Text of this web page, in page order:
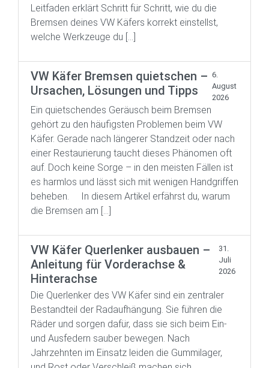
Leitfaden erklärt Schritt für Schritt, wie du die
Bremsen deines VW Käfers korrekt einstellst,
welche Werkzeuge du […]
VW Käfer Bremsen quietschen –
Ursachen, Lösungen und Tipps
6.
August
2026
Ein quietschendes Geräusch beim Bremsen
gehört zu den häufigsten Problemen beim VW
Käfer. Gerade nach längerer Standzeit oder nach
einer Restaurierung taucht dieses Phänomen oft
auf. Doch keine Sorge – in den meisten Fällen ist
es harmlos und lässt sich mit wenigen Handgriffen
beheben. In diesem Artikel erfährst du, warum
die Bremsen am […]
VW Käfer Querlenker ausbauen –
Anleitung für Vorderachse &
Hinterachse
31.
Juli
2026
Die Querlenker des VW Käfer sind ein zentraler
Bestandteil der Radaufhängung. Sie führen die
Räder und sorgen dafür, dass sie sich beim Ein-
und Ausfedern sauber bewegen. Nach
Jahrzehnten im Einsatz leiden die Gummilager,